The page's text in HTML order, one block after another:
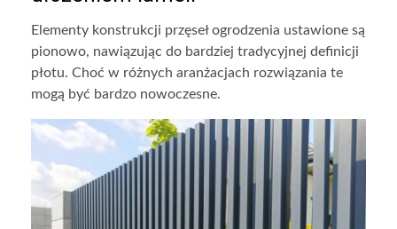
Elementy konstrukcji przęseł ogrodzenia ustawione są
pionowo, nawiązując do bardziej tradycyjnej definicji
płotu. Choć w różnych aranżacjach rozwiązania te
mogą być bardzo nowoczesne.